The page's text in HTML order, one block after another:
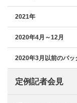
2021年
2020年4月～12月
2020年3月以前のバッ
定例記者会見